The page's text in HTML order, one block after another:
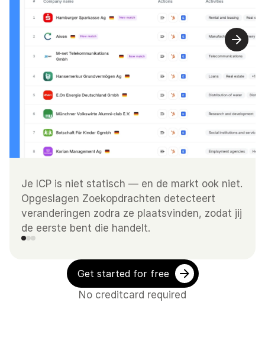
Je ICP is niet statisch — en de markt ook niet.
Opgeslagen Zoekopdrachten detecteert
veranderingen zodra ze plaatsvinden, zodat jij
de eerste bent die handelt.
Get started for free
No creditcard required